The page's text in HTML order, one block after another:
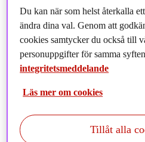
Du kan när som helst återkalla
ändra dina val. Genom att
cookies samtycker du också till
personuppgifter för samma
integritetsmeddelande
Läs mer om cookies
Tillåt alla